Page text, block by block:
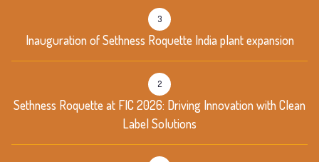
Inauguration of Sethness Roquette India plant expansion
3
Sethness Roquette at FIC 2026: Driving Innovation with Clean
Label Solutions
2